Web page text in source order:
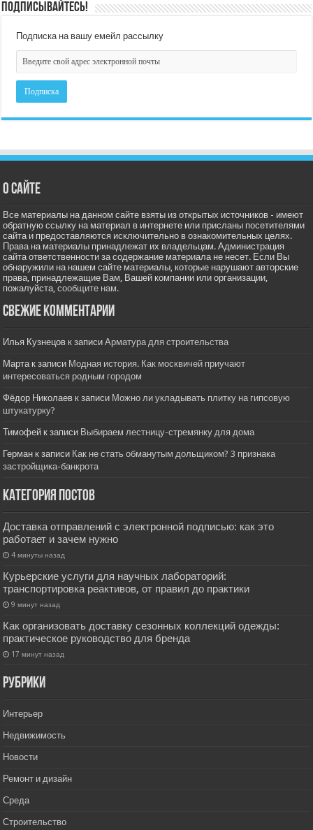
Подписывайтесь!
Подписка на вашу емейл рассылку
О сайте
Все материалы на данном сайте взяты из открытых источников - имеют
обратную ссылку на материал в интернете или присланы посетителями
сайта и предоставляются исключительно в ознакомительных целях.
Права на материалы принадлежат их владельцам. Администрация
сайта ответственности за содержание материала не несет. Если Вы
обнаружили на нашем сайте материалы, которые нарушают авторские
права, принадлежащие Вам, Вашей компании или организации,
пожалуйста,сообщите нам.
Свежие комментарии
Илья Кузнецов к записиАрматура для строительства
Мартак записи Модная история. Как москвичей приучают
интересоваться родным городом
Фёдор Николаев к записи Можно ли укладывать плитку на гипсовую
штукатурку?
Тимофей к записи Выбираем лестницу-стремянку для дома
Герман к записи Как не стать обманутым дольщиком? 3 признака
застройщика-банкрота
Категория постов
Доставка отправлений с электронной подписью: как это
работает и зачем нужно
4 минуты назад
Курьерские услуги для научных лабораторий:
транспортировка реактивов, от правил до практики
9 минут назад
Как организовать доставку сезонных коллекций одежды:
практическое руководство для бренда
17 минут назад
РУбрики
Интерьер
Недвижимость
Новости
Ремонт и дизайн
Среда
Строительство